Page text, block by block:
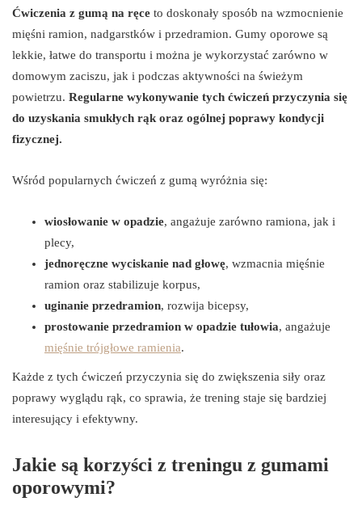
Ćwiczenia z gumą na ręce to doskonały sposób na wzmocnienie
mięśni ramion, nadgarstków i przedramion. Gumy oporowe są
lekkie, łatwe do transportu i można je wykorzystać zarówno w
domowym zaciszu, jak i podczas aktywności na świeżym
powietrzu. Regularne wykonywanie tych ćwiczeń przyczynia się
do uzyskania smukłych rąk oraz ogólnej poprawy kondycji
fizycznej.
Wśród popularnych ćwiczeń z gumą wyróżnia się:
wiosłowanie w opadzie, angażuje zarówno ramiona, jak i
plecy,
jednoręczne wyciskanie nad głowę, wzmacnia mięśnie
ramion oraz stabilizuje korpus,
uginanie przedramion, rozwija bicepsy,
prostowanie przedramion w opadzie tułowia, angażuje
mięśnie trójgłowe ramienia.
Każde z tych ćwiczeń przyczynia się do zwiększenia siły oraz
poprawy wyglądu rąk, co sprawia, że trening staje się bardziej
interesujący i efektywny.
Jakie są korzyści z treningu z gumami
oporowymi?